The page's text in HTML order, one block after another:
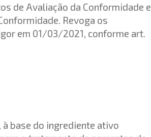
de Avaliação da Conformidade e
Revoga os
em 01/03/2021, conforme art.
base do ingrediente ativo